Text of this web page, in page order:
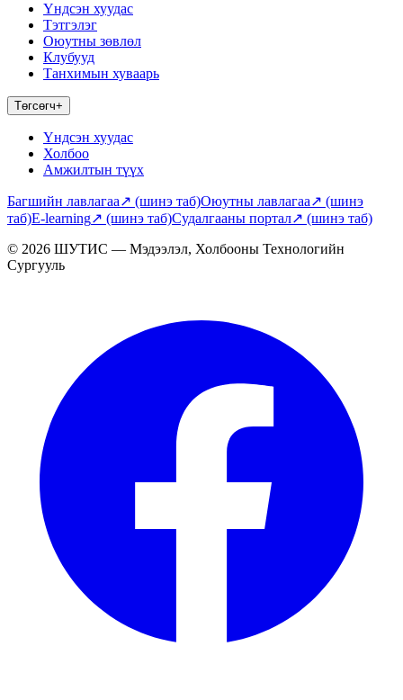
Үндсэн хуудас
Тэтгэлэг
Оюутны зөвлөл
Клубууд
Танхимын хуваарь
Төгсөгч+
Үндсэн хуудас
Холбоо
Амжилтын түүх
Багшийн лавлагаа↗ (шинэ таб)Оюутны лавлагаа↗ (шинэ
таб)E-learning↗ (шинэ таб)Судалгааны портал↗ (шинэ таб)
© 2026 ШУТИС — Мэдээлэл, Холбооны Технологийн
Сургууль